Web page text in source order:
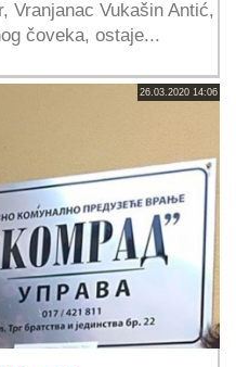
Vranjanac Vukašin Antić,
čoveka, ostaje...
26.03.2020 14:06